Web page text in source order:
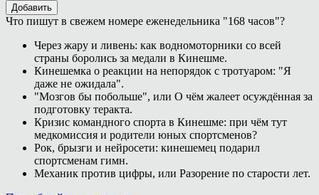
Добавить
Что пишут в свежем номере еженедельника "168 часов"?
Через жару и ливень: как водномоторники со всей
страны боролись за медали в Кинешме.
Кинешемка о реакции на непорядок с тротуаром: "Я
даже не ожидала".
"Мозгов бы побольше", или О чём жалеет осуждённая за
подготовку теракта.
Кризис командного спорта в Кинешме: при чём тут
медкомиссия и родители юных спортсменов?
Рок, брызги и нейросети: кинешемец подарил
спортсменам гимн.
Механик против цифры, или Разорение по старости лет.